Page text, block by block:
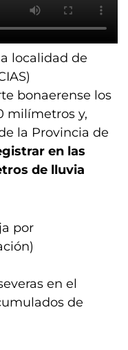
localidad de
)
bonaerense los
milímetros y,
la Provincia de
en las
de lluvia
por
en el
de